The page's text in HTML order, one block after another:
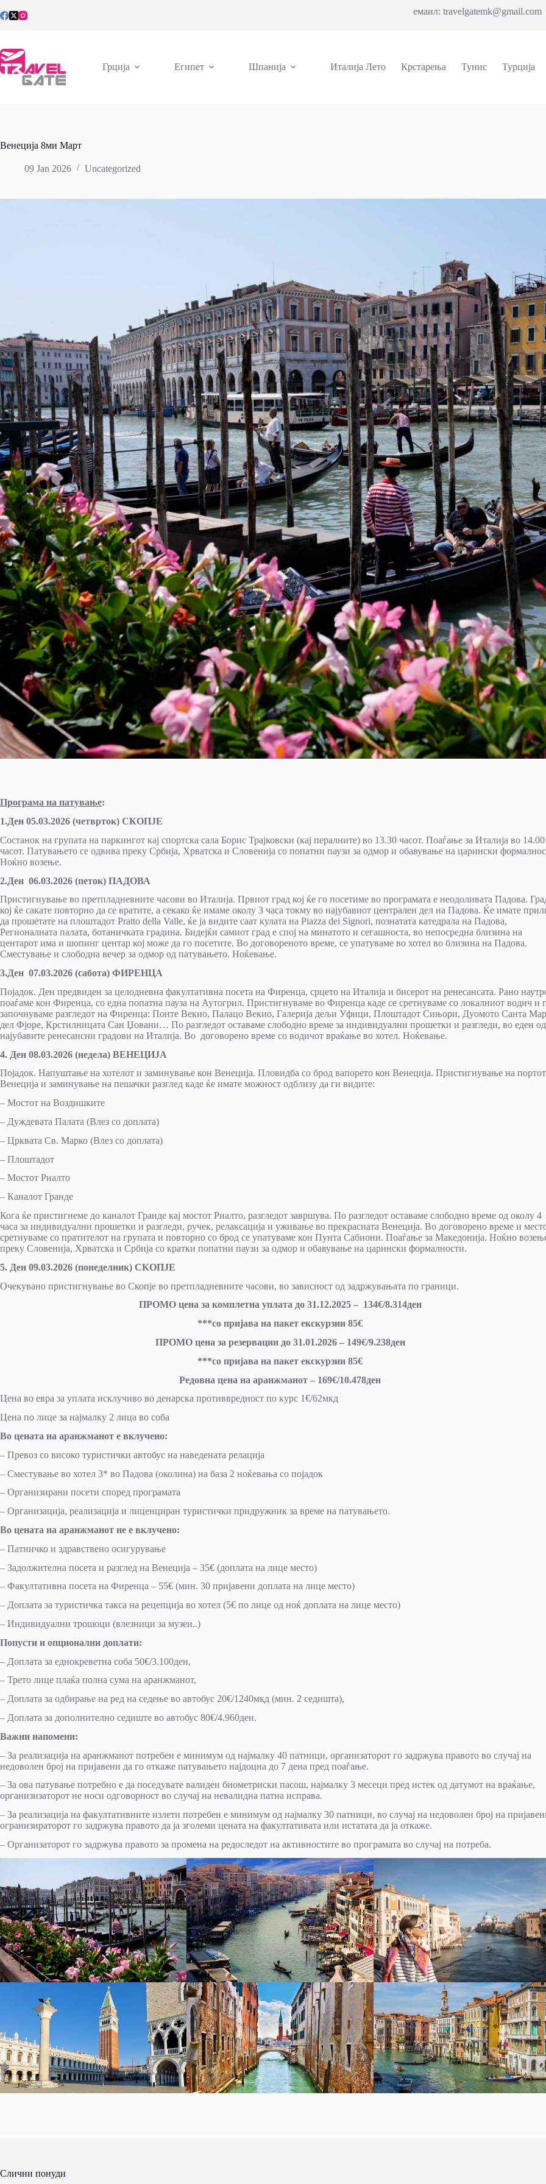
to
емаил:
Грција Египет Шпанија Италија Лето Крстарења Тунис Турција
Венеција 8ми Март
09 Jan 2026 Uncategorized
Програма на патување:
1.Ден 05.03.2026 (четврток) СКОПЈЕ
Состанок на групата на паркингот кај спортска сала Борис Трајковски (кај пералните) во 13.30 часот. Поаѓање за Италија во 14.00
часот. Патувањето се одвива преку Србија, Хрватска и Словенија со попатни паузи за одмор и обавување на царински
Ноќно возење.
2.Ден 06.03.2026 (петок) ПАДОВА
Пристигнување во претпладневните часови во Италија. Првиот град кој ќе го посетиме во програмата е неодоливата Падова.
кој ќе сакате повторно да се вратите, а секако ќе имаме околу 3 часа токму во најубавиот централен дел на Падова. Ќе имате
да прошетате на плоштадот Pratto della Valle, ќе ја видите саат кулата на Piazza dei Signori, познатата катедрала на Падова,
Регионалната палата, ботаничката градина. Бидејќи самиот град е спој на минатото и сегашноста, во непосредна близина на
центарот има и шопинг центар кој може да го посетите. Во договореното време, се упатуваме во хотел во близина на Падова.
Сместување и слободна вечер за одмор од патувањето. Ноќевање.
3.Ден 07.03.2026 (сабота) ФИРЕНЦА
Појадок. Ден предвиден за целодневна факултативна посета на Фиренца, срцето на Италија и бисерот на ренесансата. Рано
поаѓаме кон Фиренца, со една попатна пауза на Аутогрил. Пристигнуваме во Фиренца каде се сретнуваме со локалниот водич и
започнуваме разгледот на Фиренца: Понте Векио, Палацо Векио, Галерија дељи Уфици, Плоштадот Сињори, Дуомото Санта
дел Фјоре, Крстилницата Сан Џовани… По разгледот оставаме слободно време за индивидуални прошетки и разгледи, во еден од
најубавите ренесансни градови на Италија. Во договорено време со водичот враќање во хотел. Ноќевање.
4. Ден 08.03.2026 (недела) ВЕНЕЦИЈА
Појадок. Напуштање на хотелот и заминување кон Венеција. Пловидба со брод вапорето кон Венеција. Пристигнување на
Венеција и заминување на пешачки разглед каде ќе имате можност одблизу да ги видите:
– Мостот на Воздишките
– Дуждевата Палата (Влез со доплата)
– Црквата Св. Марко (Влез со доплата)
– Плоштадот
– Мостот Риалто
– Каналот Гранде
Кога ќе пристигнеме до каналот Гранде кај мостот Риалто, разгледот завршува. По разгледот оставаме слободно време од околу 4
часа за индивидуални прошетки и разгледи, ручек, релаксација и уживање во прекрасната Венеција. Во договорено време и
сретнуваме со пратителот на групата и повторно со брод се упатуваме кон Пунта Сабиони. Поаѓање за Македонија. Ноќно
преку Словенија, Хрватска и Србија со кратки попатни паузи за одмор и обавување на царински формалности.
5. Ден 09.03.2026 (понеделник) СКОПЈЕ
Очекувано пристигнување во Скопје во претпладневните часови, во зависност од задржувањата по граници.
ПРОМО цена за комплетна уплата до 31.12.2025 – 134€/8.314ден
***со пријава на пакет екскурзии 85€
ПРОМО цена за резервации до 31.01.2026 – 149€/9.238ден
***со пријава на пакет екскурзии 85€
Редовна цена на аранжманот – 169€/10.478ден
Цена во евра за уплата исклучиво во денарска противвредност по курс 1€/62мкд
Цена по лице за најмалку 2 лица во соба
Во цената на аранжманот е вклучено:
– Превоз со високо туристички автобус на наведената релација
– Сместување во хотел 3* во Падова (околина) на база 2 ноќевања со појадок
– Организирани посети според програмата
– Организација, реализација и лиценциран туристички придружник за време на патувањето.
Во цената на аранжманот не е вклучено:
– Патничко и здравствено осигурување
– Задолжителна посета и разглед на Венеција – 35€ (доплата на лице место)
– Факултативна посета на Фиренца – 55€ (мин. 30 пријавени доплата на лице место)
– Доплата за туристичка такса на рецепција во хотел (5€ по лице од ноќ доплата на лице место)
– Индивидуални трошоци (влезници за музеи..)
Попусти и опционални доплати:
– Доплата за еднокреветна соба 50€/3.100ден,
– Трето лице плаќа полна сума на аранжманот,
– Доплата за одбирање на ред на седење во автобус 20€/1240мкд (мин. 2 седишта),
– Доплата за дополнително седиште во автобус 80€/4.960ден.
Важни напомени:
– За реализација на аранжманот потребен е минимум од најмалку 40 патници, организаторот го задржува правото во случај на
недоволен број на пријавени да го откаже патувањето најдоцна до 7 дена пред поаѓање.
– За ова патување потребно е да поседувате валиден биометриски пасош, најмалку 3 месеци пред истек од датумот на враќање,
организизаторот не носи одговорност во случај на невалидна патна исправа.
– За реализација на факултативните излети потребен е минимум од најмалку 30 патници, во случај на недоволен број на
огранизираторот го задржува правото да ја зголеми цената на факултативата или истатата да ја откаже.
– Организаторот го задржува правото за промена на редоследот на активностите во програмата во случај на потреба.
Слични понуди